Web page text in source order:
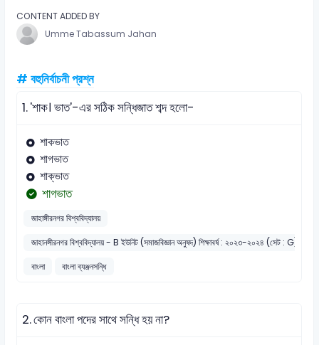
CONTENT ADDED BY
Umme Tabassum Jahan
# বহুনির্বাচনী প্রশ্ন
1.'শাক। ভাত'-এর সঠিক সন্ধিজাত শব্দ হলো-
শাকভাত
শাগভাত
শাক্ভাত
শাগভাত
জাহাঙ্গীরনগর বিশ্ববিদ্যালয়
জাহানঙ্গীরনগর বিশ্ববিদ্যালয় - B ইউনিট (সমাজবিজ্ঞান অনুষদ) শিক্ষাবর্ষ : ২০২৩-২০২৪ (সেট : G)
বাংলা
বাংলা ব্যঞ্জনসন্ধি
2.কোন বাংলা পদের সাথে সন্ধি হয় না?